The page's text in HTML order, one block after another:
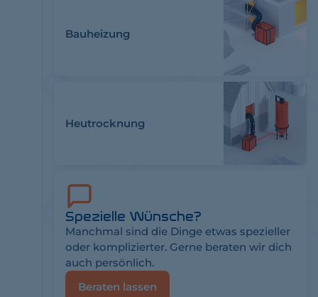
Bauheizung
Heutrocknung
Spezielle Wünsche?
Manchmal sind die Dinge etwas spezieller
oder komplizierter. Gerne beraten wir dich
auch persönlich.
Beraten lassen